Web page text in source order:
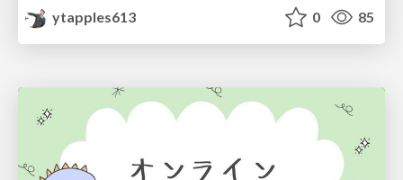
ytapples613
0 85